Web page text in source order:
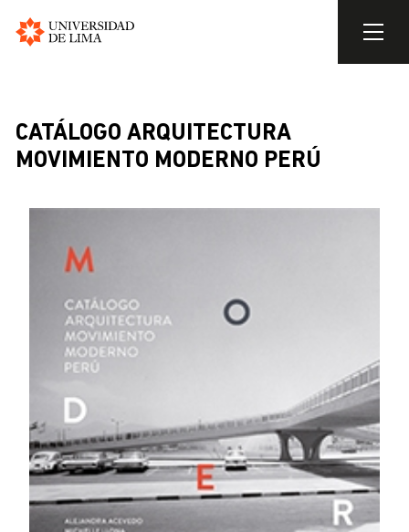
contenido
principal
CATÁLOGO ARQUITECTURA
MOVIMIENTO MODERNO PERÚ